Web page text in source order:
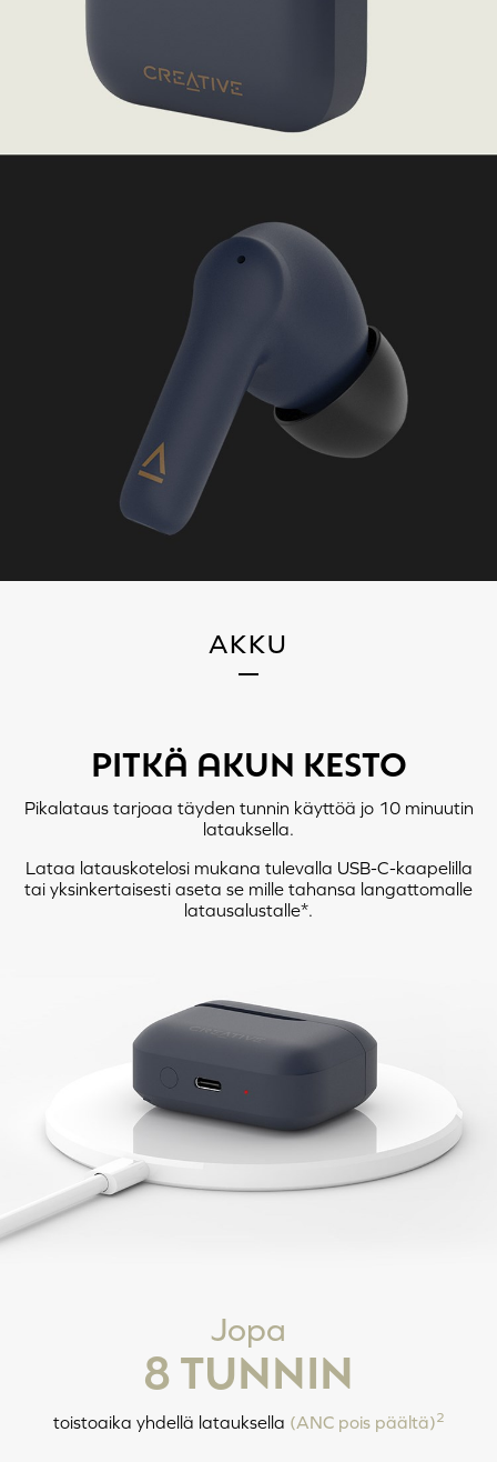
TOISTOTILA
Napauta X2: Ambient Mode >
Napauta ja pidä 2 s: Hiljennä
Napauta X2: Toista / Keskeytä
VIRTA PÄÄLLE/POIS
VASEN
Napauta ja paina 6 s: Virta sammuu
AKKU
PITKÄ AKUN KESTO
Pika­lataus tarjoaa täyden tunnin käyttöä jo 10 minuutin
latauksella.
Lataa latauskotelosi mukana tulevalla USB-C-kaapelilla
tai yksinkertaisesti aseta se mille tahansa langattomalle
latausalustalle*.
Jopa
8 TUNNIN
toistoaika yhdellä latauksella (ANC pois päältä)2